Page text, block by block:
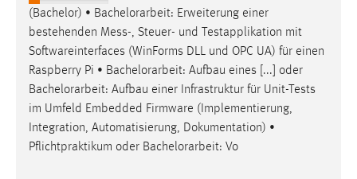
(Bachelor) • Bachelorarbeit: Erweiterung einer
bestehenden Mess-, Steuer- und Testapplikation mit
Softwareinterfaces (WinForms DLL und OPC UA) für einen
Raspberry Pi • Bachelorarbeit: Aufbau eines [...] oder
Bachelorarbeit: Aufbau einer Infrastruktur für Unit-Tests
im Umfeld Embedded Firmware (Implementierung,
Integration, Automatisierung, Dokumentation) •
Pflichtpraktikum oder Bachelorarbeit: Vo